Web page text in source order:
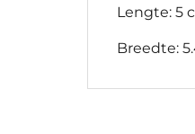
Lengte: 5
Breedte: